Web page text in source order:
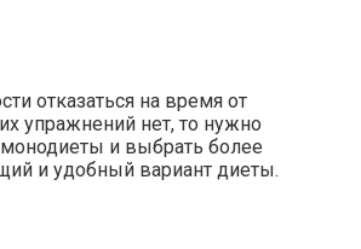
отказаться на время от
упражнений нет, то нужно
монодиеты и выбрать более
и удобный вариант диеты.